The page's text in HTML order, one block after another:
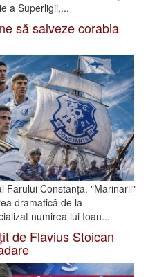
a Superligii,...
să salveze corabia
Farului Constanța. "Marinarii"
dramatică de la
numirea lui Ioan...
de Flavius Stoican